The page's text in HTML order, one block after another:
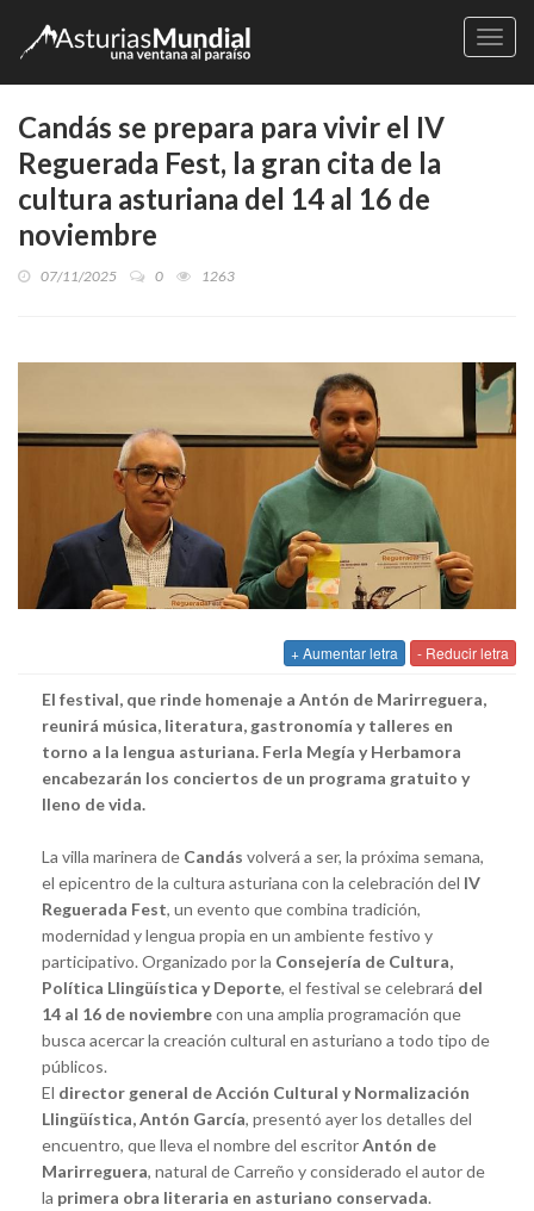
Candás se prepara para vivir el IV
Reguerada Fest, la gran cita de la
cultura asturiana del 14 al 16 de
noviembre
07/11/2025 0 1263
+ Aumentar letra - Reducir letra
El festival, que rinde homenaje a Antón de Marirreguera,
reunirá música, literatura, gastronomía y talleres en
torno a la lengua asturiana. Ferla Megía y Herbamora
encabezarán los conciertos de un programa gratuito y
lleno de vida.
La villa marinera de Candás volverá a ser, la próxima semana,
el epicentro de la cultura asturiana con la celebración del IV
Reguerada Fest, un evento que combina tradición,
modernidad y lengua propia en un ambiente festivo y
participativo. Organizado por la Consejería de Cultura,
Política Llingüística y Deporte, el festival se celebrará del
14 al 16 de noviembrecon una amplia programación que
busca acercar la creación cultural en asturiano a todo tipo de
públicos.
El director general de Acción Cultural y Normalización
Llingüística, Antón García, presentó ayer los detalles del
encuentro, que lleva el nombre del escritorAntón de
Marirreguera, natural de Carreño y considerado el autor de
la primera obra literaria en asturiano conservada.